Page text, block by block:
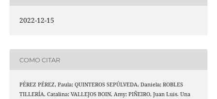
2022-12-15
COMO CITAR
PÉREZ PÉREZ, Paula; QUINTEROS SEPÚLVEDA, Daniela; ROBLES
TILLERÍA, Catalina; VALLEJOS BOIN, Amy; PIÑEIRO, Juan Luis. Una